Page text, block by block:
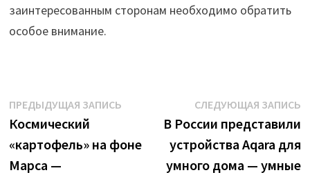
заинтересованным сторонам необходимо обратить
особое внимание.
Навигация
по
записям
ПРЕДЫДУЩАЯ ЗАПИСЬПредыдущая
Космический
«картофель» на фоне
Марса —
СЛЕДУЮЩАЯ ЗАПИСЬ
В России представили
устройства Aqara для
умного дома — умные